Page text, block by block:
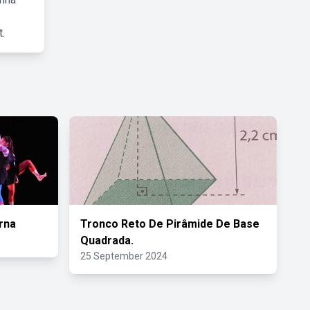
Tronco Reto De Pirâmide De Base
Quadrada.
25 September 2024